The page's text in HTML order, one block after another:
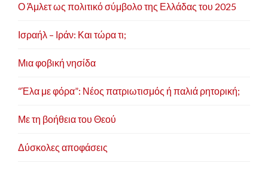
Ο Άμλετ ως πολιτικό σύμβολο της Ελλάδας του 2025
Ισραήλ – Ιράν: Και τώρα τι;
Μια φοβική νησίδα
“Έλα με φόρα”: Νέος πατριωτισμός ή παλιά ρητορική;
Με τη βοήθεια του Θεού
Δύσκολες αποφάσεις